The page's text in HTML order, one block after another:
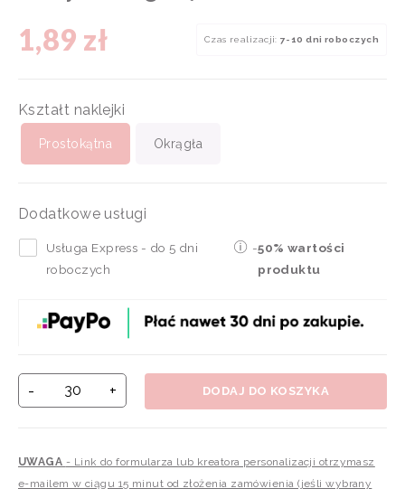
1,89 zł Czas realizacji: 7-10 dni roboczych
Kształt naklejki
Prostokątna Okrągła
Dodatkowe usługi
Usługa Express - do 5 dni
roboczych
-50% wartości
produktu
- + DODAJ DO KOSZYKA
UWAGA - Link do formularza lub kreatora personalizacji otrzymasz
e-mailem w ciągu 15 minut od złożenia zamówienia (jeśli wybrany